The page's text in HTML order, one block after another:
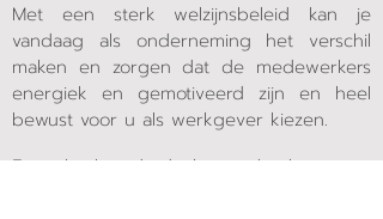
Met een sterk welzijnsbeleid kan je
vandaag als onderneming het verschil
maken en zorgen dat de medewerkers
energiek en gemotiveerd zijn en heel
bewust voor u als werkgever kiezen.
En ook als individu kan je beslissen om